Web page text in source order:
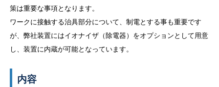
策は重要な事項となります。
ワークに接触する治具部分について、制電とする事も重要です
が、弊社装置にはイオナイザ（除電器）をオプションとして用意
し、装置に内蔵が可能となっています。
内容